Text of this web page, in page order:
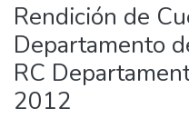
Rendición de
Departamento
RC
2012